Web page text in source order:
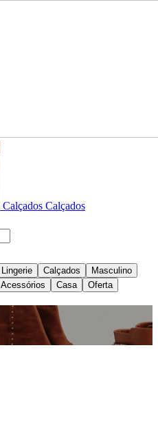
Calçados Calçados
Lingerie Calçados
Masculino
Acessórios Casa Oferta